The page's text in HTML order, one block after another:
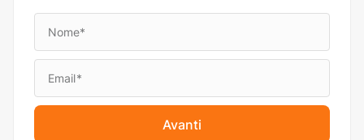
Avanti